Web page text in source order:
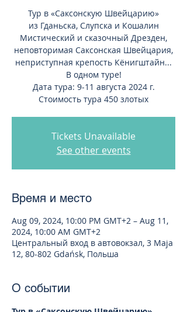
Тур в «Саксонскую Швейцарию»
из Гданьска, Слупска и Кошалин
Мистический и сказочный Дрезден,
неповторимая Саксонская Швейцария,
неприступная крепость Кёнигштайн...
В одном туре!
Дата тура: 9-11 августа 2024 г.
Стоимость тура 450 злотых
Tickets Unavailable
See other events
Время и место
Aug 09, 2024, 10:00 PM GMT+2 – Aug 11,
2024, 10:00 AM GMT+2
Центральный вход в автовокзал, 3 Maja
12, 80-802 Gdańsk, Польша
О событии